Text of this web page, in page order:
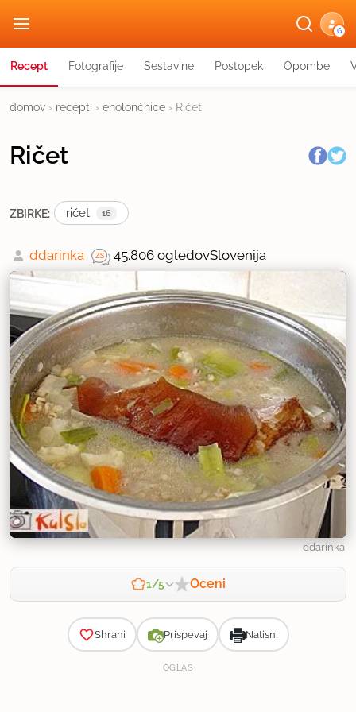
G
Recept Fotografije Sestavine Postopek Opombe
domov › recepti › enolončnice › Ričet
Ričet
ZBIRKE: ričet 16
ddarinka 45.806 ogledovSlovenija
ddarinka
1/5 Oceni
Shrani Prispevaj Natisni
OGLAS